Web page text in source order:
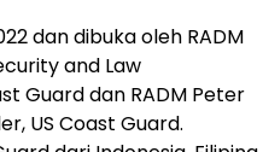
dan dibuka oleh RADM
and Law
Guard dan RADM Peter
US Coast Guard.